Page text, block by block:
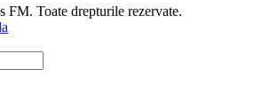
Toate drepturile rezervate.